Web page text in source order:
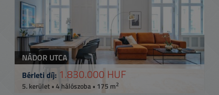
NÁDOR UTCA
Bérleti díj: 1.830.000 HUF
5. kerület • 4 hálószoba • 175 m2